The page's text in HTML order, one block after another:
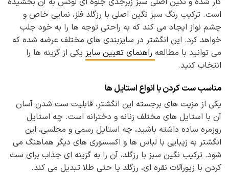
است. ترکیب رنگ سبز نگین اصلی با رزگلد فلز، نمایی خاص و
چشم نواز ایجاد می کند که به راحتی توجه ها را به خود جلب
خواهد کرد. این انگشتر در سایزبندی های مختلف عرضه شده که
می توانید با مطالعه راهنمای تعیین سایز یکی از گزینه ها را
انتخاب کنید.
مناسب ست کردن با انواع استایل ها
یکی از مزیت های برجسته این انگشتر، قابلیت ست شدن آسان
آن با استایل های مختلف زنانه و دخترانه است. چه استایل
روزمره ساده داشته باشید، چه استایل رسمی و مجلسی، این
انگشتر به زیبایی با لباس ها و اکسسوری های دیگر هماهنگ می
شود. ترکیب نگین سبز با رزگلد، آن را به گزینه ای جذاب برای ست
کردن با زیورآلات نقره ای، رزگلد یا حتی طلا تبدیل می کند.